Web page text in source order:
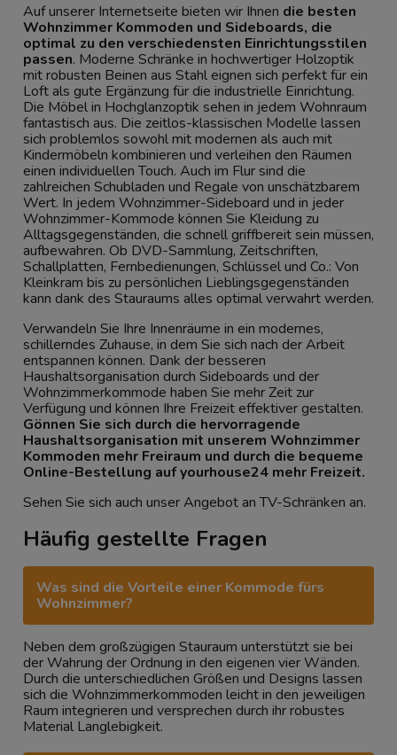
Auf unserer Internetseite bieten wir Ihnen die besten
Wohnzimmer Kommoden und Sideboards, die
optimal zu den verschiedensten Einrichtungsstilen
passen. Moderne Schränke in hochwertiger Holzoptik
mit robusten Beinen aus Stahl eignen sich perfekt für ein
Loft als gute Ergänzung für die industrielle Einrichtung.
Die Möbel in Hochglanzoptik sehen in jedem Wohnraum
fantastisch aus. Die zeitlos-klassischen Modelle lassen
sich problemlos sowohl mit modernen als auch mit
Kindermöbeln kombinieren und verleihen den Räumen
einen individuellen Touch. Auch im Flur sind die
zahlreichen Schubladen und Regale von unschätzbarem
Wert. In jedem Wohnzimmer-Sideboard und in jeder
Wohnzimmer-Kommode können Sie Kleidung zu
Alltagsgegenständen, die schnell griffbereit sein müssen,
aufbewahren. Ob DVD-Sammlung, Zeitschriften,
Schallplatten, Fernbedienungen, Schlüssel und Co.: Von
Kleinkram bis zu persönlichen Lieblingsgegenständen
kann dank des Stauraums alles optimal verwahrt werden.
Verwandeln Sie Ihre Innenräume in ein modernes,
schillerndes Zuhause, in dem Sie sich nach der Arbeit
entspannen können. Dank der besseren
Haushaltsorganisation durch Sideboards und der
Wohnzimmerkommode haben Sie mehr Zeit zur
Verfügung und können Ihre Freizeit effektiver gestalten.
Gönnen Sie sich durch die hervorragende
Haushaltsorganisation mit unserem Wohnzimmer
Kommoden mehr Freiraum und durch die bequeme
Online-Bestellung auf yourhouse24 mehr Freizeit.
Sehen Sie sich auch unser Angebot anTV-Schränken an.
Häufig gestellte Fragen
Was sind die Vorteile einer Kommode fürs
Wohnzimmer?
Neben dem großzügigen Stauraum unterstützt sie bei
der Wahrung der Ordnung in den eigenen vier Wänden.
Durch die unterschiedlichen Größen und Designs lassen
sich die Wohnzimmerkommoden leicht in den jeweiligen
Raum integrieren und versprechen durch ihr robustes
Material Langlebigkeit.